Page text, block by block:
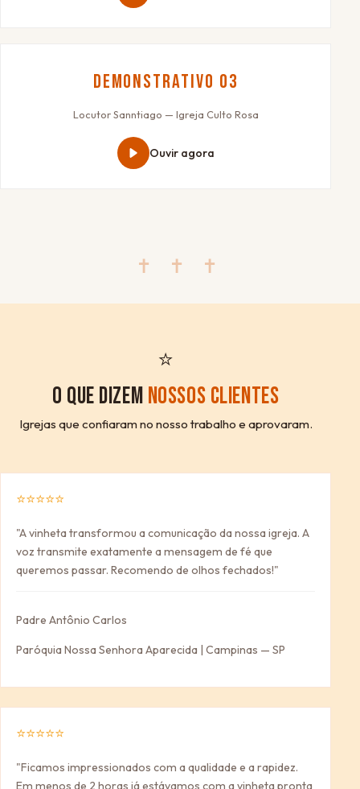
Demonstrativo 03
Locutor Sanntiago — Igreja Culto Rosa
Ouvir agora
✝ ✝ ✝
⭐
O QUE DIZEM NOSSOS CLIENTES
Igrejas que confiaram no nosso trabalho e aprovaram.
⭐⭐⭐⭐⭐
"A vinheta transformou a comunicação da nossa igreja. A
voz transmite exatamente a mensagem de fé que
queremos passar. Recomendo de olhos fechados!"
Padre Antônio Carlos
Paróquia Nossa Senhora Aparecida | Campinas — SP
⭐⭐⭐⭐⭐
"Ficamos impressionados com a qualidade e a rapidez.
Em menos de 2 horas já estávamos com a vinheta pronta